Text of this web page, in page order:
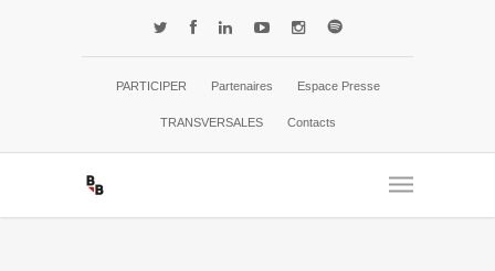
PARTICIPER Partenaires Espace Presse
TRANSVERSALES Contacts